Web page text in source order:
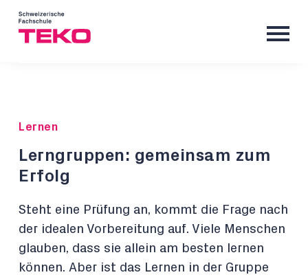
Lernen
Lerngruppen: gemeinsam zum
Erfolg
Steht eine Prüfung an, kommt die Frage nach
der idealen Vorbereitung auf. Viele Menschen
glauben, dass sie allein am besten lernen
können. Aber ist das Lernen in der Gruppe